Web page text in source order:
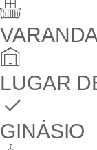
LUGAR
GINÁSIO